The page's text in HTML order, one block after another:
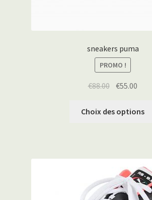
sneakers puma
PROMO !
€88.00 €55.00
Choix des options